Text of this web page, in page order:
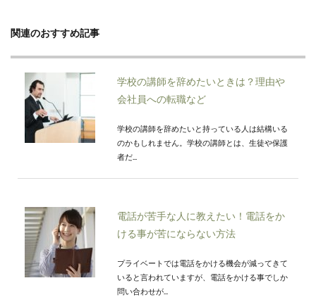
関連のおすすめ記事
学校の講師を辞めたいときは？理由や
会社員への転職など
学校の講師を辞めたいと持っている人は結構いる
のかもしれません。学校の講師とは、生徒や保護
者だ...
電話が苦手な人に教えたい！電話をか
ける事が苦にならない方法
プライベートでは電話をかける機会が減ってきて
いると言われていますが、電話をかける事でしか
問い合わせが...